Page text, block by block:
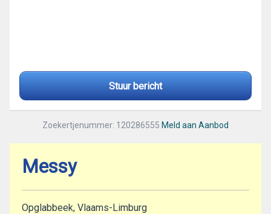
Stuur bericht
Zoekertjenummer: 120286555 Meld aan Aanbod
Messy
Opglabbeek, Vlaams-Limburg